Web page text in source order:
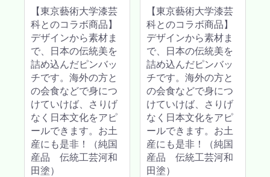
【東京藝術大学漆芸
科とのコラボ商品】
デザインから素材ま
で、日本の伝統美を
詰め込んだピンバッ
チです。海外の方と
の会食などで身につ
けていけば、さりげ
なく日本文化をアピ
ールできます。お土
産にも是非！（純国
産品 伝統工芸河和
田塗）
【東京藝術大学漆芸
科とのコラボ商品】
デザインから素材ま
で、日本の伝統美を
詰め込んだピンバッ
チです。海外の方と
の会食などで身につ
けていけば、さりげ
なく日本文化をアピ
ールできます。お土
産にも是非！（純国
産品 伝統工芸河和
田塗）